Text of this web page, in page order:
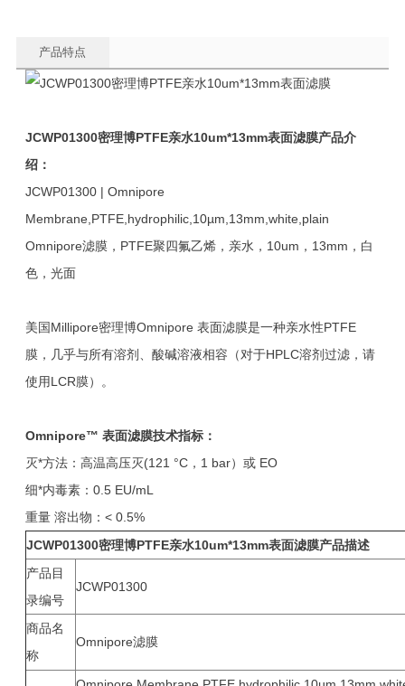
产品特点
JCWP01300密理博PTFE亲水10um*13mm表面滤膜产品介
绍：
JCWP01300 | Omnipore
Membrane,PTFE,hydrophilic,10µm,13mm,white,plain
Omnipore滤膜，PTFE聚四氟乙烯，亲水，10um，13mm，白
色，光面
美国Millipore密理博Omnipore 表面滤膜是一种亲水性PTFE
膜，几乎与所有溶剂、酸碱溶液相容（对于HPLC溶剂过滤，请
使用LCR膜）。
Omnipore™ 表面滤膜技术指标：
灭*方法：高温高压灭(121 °C，1 bar）或 EO
细*内毒素：0.5 EU/mL
重量 溶出物：< 0.5%
JCWP01300密理博PTFE亲水10um*13mm表面滤膜产品描述
产品目
录编号
JCWP01300
商品名
称
Omnipore滤膜